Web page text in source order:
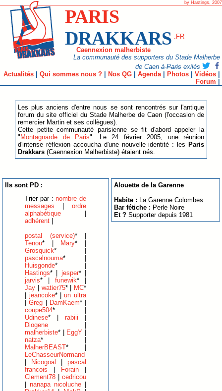
by Hastings, 2007
PARIS
DRAKKARS .FR
Caennexion malherbiste
La communauté des supporters du Stade Malherbe
de Caenà Parisexilés
Actualités| Qui sommes nous ?| Nos QG| Agenda| Photos| Vidéos|
Forum |
Les plus anciens d'entre nous se sont rencontrés sur l'antique
forum du site officiel du Stade Malherbe de Caen (l'occasion de
remercier Martin et ses collègues).
Cette petite communauté parisienne se fit d'abord appeler la
"Montagnarde de Paris". Le 24 février 2005, une réunion
d'intense réflexion accoucha d'une nouvelle identité : les Paris
Drakkars (Caennexion Malherbiste) étaient nés.
Ils sont PD :
Trier par :nombre de
messages
ordre
alphabétique
adhérent
postal (service)* |
Tenou* | Mary* |
Grosquick* |
pascalnouma* |
Huisgonde* |
Hastings* | jesper* |
jarvis* | funewik* |
Jay
watier75* | MC*
jeancoke* |un ultra
|Greg DamKaem* |
coupe504* |
Udinese* | rabiii
Diogene
malherbiste* | EggY
natza* |
MalherBEAST* |
LeChasseurNormand
Nicogoal
pascal
francois
Forain|
Clement78
cedricou
|nanapa nicoluche|
Alouette de la Garenne
Habite : La Garenne Colombes
Bar fétiche : Perle Noire
Et ? Supporter depuis 1981